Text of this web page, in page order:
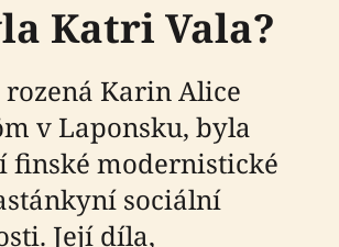
Katri Vala?
Karin Alice
v Laponsku, byla
finské modernistické
sociální
Její díla,